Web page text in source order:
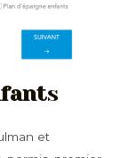
s
et